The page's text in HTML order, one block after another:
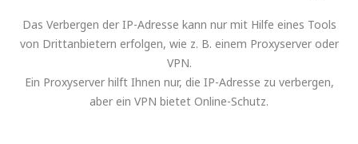
Das Verbergen der IP-Adresse kann nur mit Hilfe eines Tools
von Drittanbietern erfolgen, wie z. B. einem Proxyserver oder
VPN.
Ein Proxyserver hilft Ihnen nur, die IP-Adresse zu verbergen,
aber ein VPN bietet Online-Schutz.